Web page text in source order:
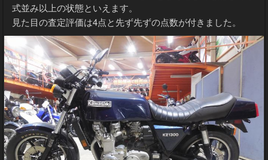
式並み以上の状態といえます。
見た目の査定評価は4点と先ず先ずの点数が付きました。